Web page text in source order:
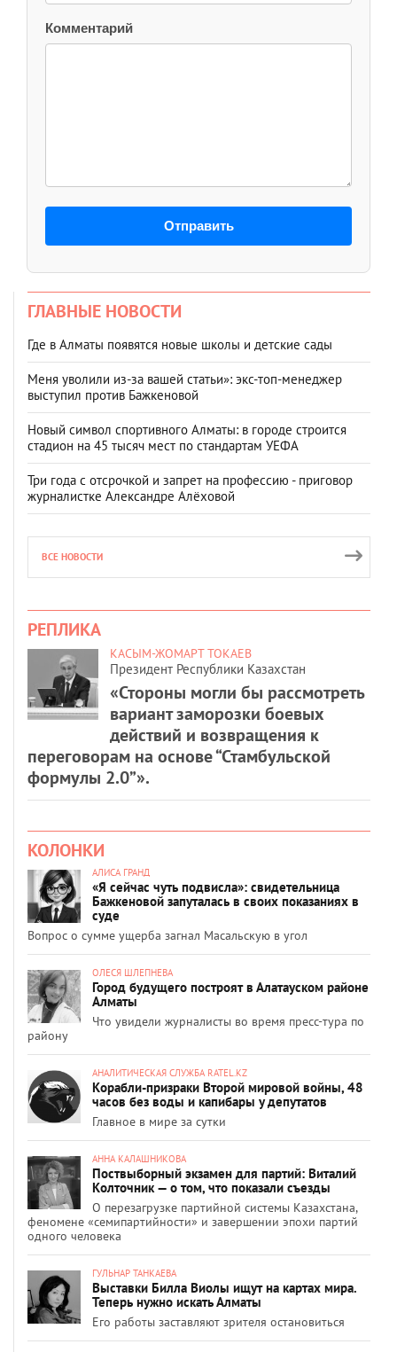
Комментарий
Отправить
ГЛАВНЫЕ НОВОСТИ
Где в Алматы появятся новые школы и детские сады
Меня уволили из-за вашей статьи»: экс-топ-менеджер
выступил против Бажкеновой
Новый символ спортивного Алматы: в городе строится
стадион на 45 тысяч мест по стандартам УЕФА
Три года с отсрочкой и запрет на профессию - приговор
журналистке Александре Алёховой
ВСЕ НОВОСТИ
РЕПЛИКА
КАСЫМ-ЖОМАРТ ТОКАЕВ
Президент Республики Казахстан
«Стороны могли бы рассмотреть
вариант заморозки боевых
действий и возвращения к
переговорам на основе “Стамбульской
формулы 2.0”».
КОЛОНКИ
АЛИСА ГРАНД
«Я сейчас чуть подвисла»: свидетельница
Бажкеновой запуталась в своих показаниях в
суде
Вопрос о сумме ущерба загнал Масальскую в угол
ОЛЕСЯ ШЛЕПНЕВА
Город будущего построят в Алатауском районе
Алматы
Что увидели журналисты во время пресс-тура по
району
АНАЛИТИЧЕСКАЯ СЛУЖБА RATEL.KZ
Корабли-призраки Второй мировой войны, 48
часов без воды и капибары у депутатов
Главное в мире за сутки
АННА КАЛАШНИКОВА
Поствыборный экзамен для партий: Виталий
Колточник — о том, что показали съезды
О перезагрузке партийной системы Казахстана,
феномене «семипартийности» и завершении эпохи партий
одного человека
ГУЛЬНАР ТАНКАЕВА
Выставки Билла Виолы ищут на картах мира.
Теперь нужно искать Алматы
Его работы заставляют зрителя остановиться